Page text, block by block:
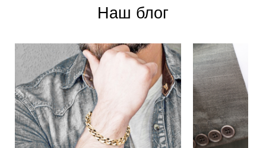
Наш блог